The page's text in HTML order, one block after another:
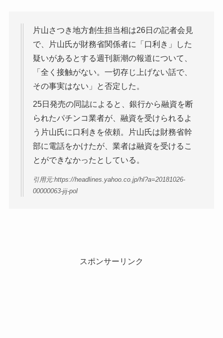
片山さつき地方創生担当相は26日の記者会見
で、片山氏が財務省関係者に「口利き」した
疑いがあるとする週刊新潮の報道について、
「全く接触がない。一切存じ上げない話で、
その事実はない」と否定した。
25日発売の同誌によると、銀行から融資を断
られたパチンコ業者が、融資を受けられるよ
う片山氏に口利きを依頼。片山氏は財務省幹
部に電話をかけたが、業者は融資を受けるこ
とができなかったとしている。
引用元:https://headlines.yahoo.co.jp/hl?a=20181026-
00000063-jij-pol
スポンサーリンク